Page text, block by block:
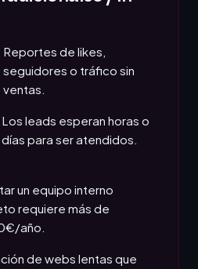
Reportes de likes,
seguidores o tráfico sin
ventas.
Los leads esperan horas o
días para ser atendidos.
un equipo interno
requiere más de
año.
de webs lentas que